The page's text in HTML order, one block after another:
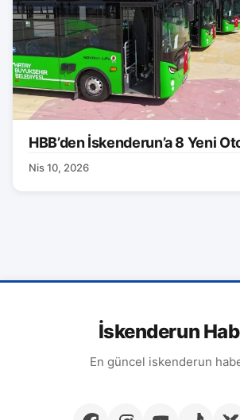
HBB’den İskenderun’a 8 Yeni
Nis 10, 2026
İskenderun
En güncel iskenderun